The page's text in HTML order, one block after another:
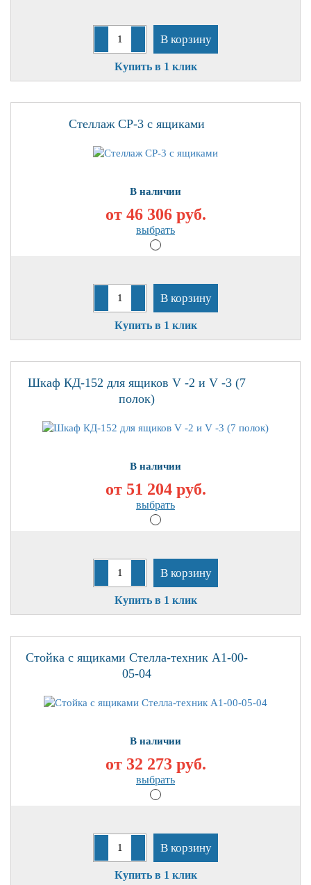
В корзину
Купить в 1 клик
Стеллаж СР-3 с ящиками
В наличии
от 46 306руб.
выбрать
В корзину
Купить в 1 клик
Шкаф КД-152 для ящиков V -2 и V -3 (7
полок)
В наличии
от 51 204руб.
выбрать
В корзину
Купить в 1 клик
Стойка с ящиками Стелла-техник А1-00-
05-04
В наличии
от 32 273руб.
выбрать
В корзину
Купить в 1 клик